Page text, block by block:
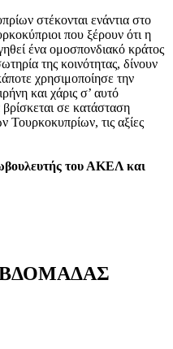
στέκονται ενάντια στο
που ξέρουν ότι η
ένα ομοσπονδιακό κράτος
της κοινότητας, δίνουν
χρησιμοποίησε την
και χάρις σ’ αυτό
σε κατάσταση
Τουρκοκυπρίων, τις αξίες
του ΑΚΕΛ και